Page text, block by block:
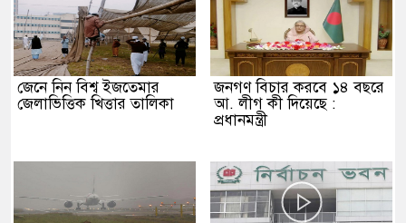
জেনে নিন বিশ্ব ইজতেমার
জেলাভিত্তিক খিত্তার তালিকা
জনগণ বিচার করবে ১৪ বছরে
আ. লীগ কী দিয়েছে :
প্রধানমন্ত্রী